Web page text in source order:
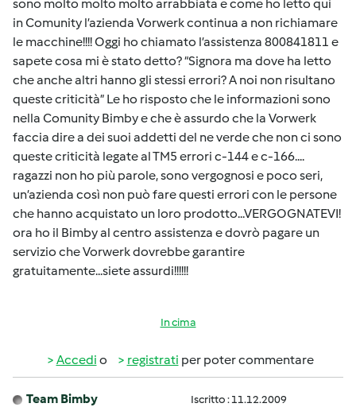
sono molto molto molto arrabbiata e come ho letto qui
in Comunity l’azienda Vorwerk continua a non richiamare
le macchine!!!! Oggi ho chiamato l’assistenza 800841811 e
sapete cosa mi è stato detto? “Signora ma dove ha letto
che anche altri hanno gli stessi errori? A noi non risultano
queste criticità” Le ho risposto che le informazioni sono
nella Comunity Bimby e che è assurdo che la Vorwerk
faccia dire a dei suoi addetti del ne verde che non ci sono
queste criticità legate al TM5 errori c-144 e c-166....
ragazzi non ho più parole, sono vergognosi e poco seri,
un’azienda così non può fare questi errori con le persone
che hanno acquistato un loro prodotto...VERGOGNATEVI!
ora ho il Bimby al centro assistenza e dovrò pagare un
servizio che Vorwerk dovrebbe garantire
gratuitamente...siete assurdi!!!!!!
In cima
Accedi o registrati per poter commentare
Team Bimby Iscritto : 11.12.2009